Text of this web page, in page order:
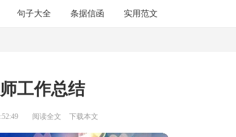
句子大全 条据信函 实用范文
工作总结
阅读全文 下载本文